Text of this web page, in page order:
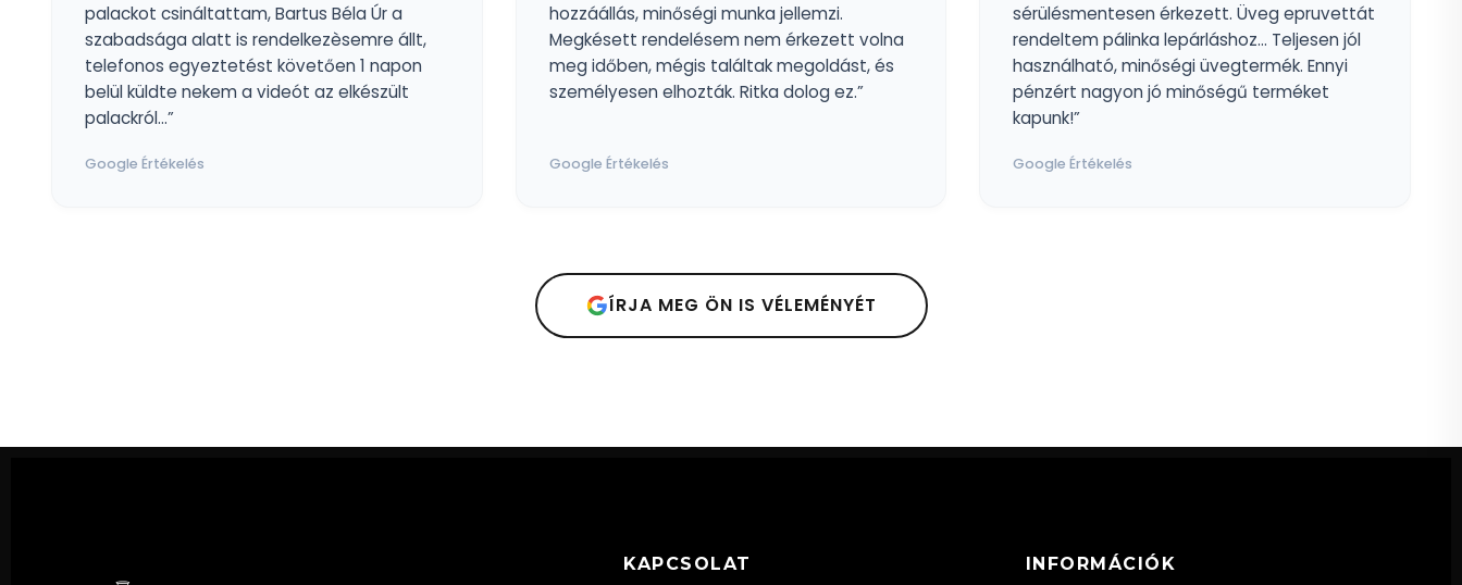
palackot csináltattam, Bartus Béla Úr a
szabadsága alatt is rendelkezèsemre állt,
telefonos egyeztetést követően 1 napon
belül küldte nekem a videót az elkészült
palackról...”
Google Értékelés
hozzáállás, minőségi munka jellemzi.
Megkésett rendelésem nem érkezett volna
meg időben, mégis találtak megoldást, és
személyesen elhozták. Ritka dolog ez.”
Google Értékelés
sérülésmentesen érkezett. Üveg epruvettát
rendeltem pálinka lepárláshoz... Teljesen jól
használható, minőségi üvegtermék. Ennyi
pénzért nagyon jó minőségű terméket
kapunk!”
Google Értékelés
ÍRJA MEG ÖN IS VÉLEMÉNYÉT
KAPCSOLAT INFORMÁCIÓK